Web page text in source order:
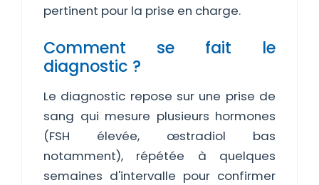
pertinent pour la prise en charge.
Comment se fait le
diagnostic ?
Le diagnostic repose sur une prise de
sang qui mesure plusieurs hormones
(FSH élevée, œstradiol bas
notamment), répétée à quelques
semaines d'intervalle pour confirmer